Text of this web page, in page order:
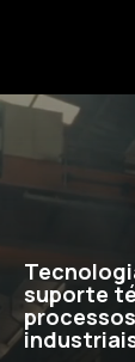
suporte